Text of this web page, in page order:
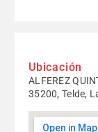
Ubicación
ALFEREZ
35200, Telde,